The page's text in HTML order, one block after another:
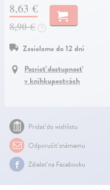
8,63 €
8,90 € ?
Zasielame do 12 dní
Pozrieť dostupnosť
v kníhkupectvách
Pridať do wishlistu
Odporučiť známemu
Zdielať na Facebooku